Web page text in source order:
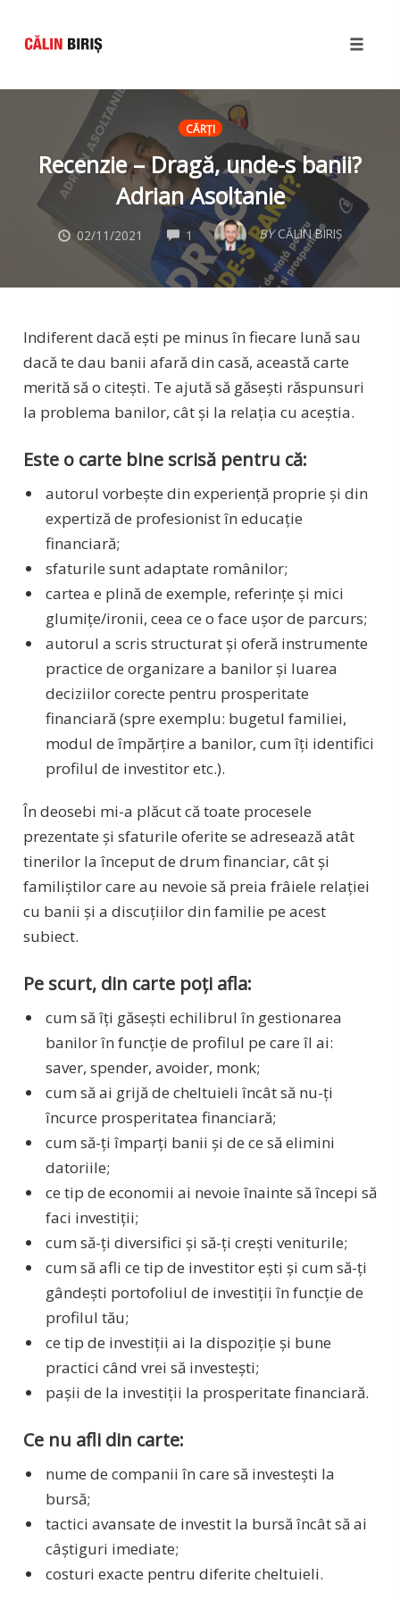
CĂRȚI
Recenzie – Dragă, unde-s banii?
Adrian Asoltanie
02/11/2021 1 COMMENTSBY CĂLIN BIRIȘ
Indiferent dacă ești pe minus în fiecare lună sau
dacă te dau banii afară din casă, această carte
merită să o citești. Te ajută să găsești răspunsuri
la problema banilor, cât și la relația cu aceștia.
Este o carte bine scrisă pentru că:
autorul vorbește din experiență proprie și din
expertiză de profesionist în educație
financiară;
sfaturile sunt adaptate românilor;
cartea e plină de exemple, referințe și mici
glumițe/ironii, ceea ce o face ușor de parcurs;
autorul a scris structurat și oferă instrumente
practice de organizare a banilor și luarea
deciziilor corecte pentru prosperitate
financiară (spre exemplu: bugetul familiei,
modul de împărțire a banilor, cum îți identifici
profilul de investitor etc.).
În deosebi mi-a plăcut că toate procesele
prezentate și sfaturile oferite se adresează atât
tinerilor la început de drum financiar, cât și
familiștilor care au nevoie să preia frâiele relației
cu banii și a discuțiilor din familie pe acest
subiect.
Pe scurt, din carte poți afla:
cum să îți găsești echilibrul în gestionarea
banilor în funcție de profilul pe care îl ai:
saver, spender, avoider, monk;
cum să ai grijă de cheltuieli încât să nu-ți
încurce prosperitatea financiară;
cum să-ți împarți banii și de ce să elimini
datoriile;
ce tip de economii ai nevoie înainte să începi să
faci investiții;
cum să-ți diversifici și să-ți crești veniturile;
cum să afli ce tip de investitor ești și cum să-ți
gândești portofoliul de investiții în funcție de
profilul tău;
ce tip de investiții ai la dispoziție și bune
practici când vrei să investești;
pașii de la investiții la prosperitate financiară.
Ce nu afli din carte:
nume de companii în care să investești la
bursă;
tactici avansate de investit la bursă încât să ai
câștiguri imediate;
costuri exacte pentru diferite cheltuieli.